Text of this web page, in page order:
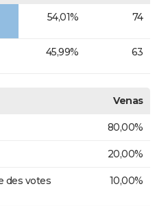
54,01% 74
45,99% 63
Venas
80,00%
20,00%
des votes
10,00%